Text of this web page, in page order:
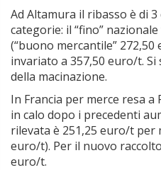
Ad Altamura il ribasso è di
categorie: il “fino”
(“buono mercantile” 272,50
invariato a 357,50 euro/t.
della macinazione.
In Francia per merce resa
in calo dopo i precedenti
rilevata è 251,25 euro/t per
euro/t). Per il nuovo
euro/t.